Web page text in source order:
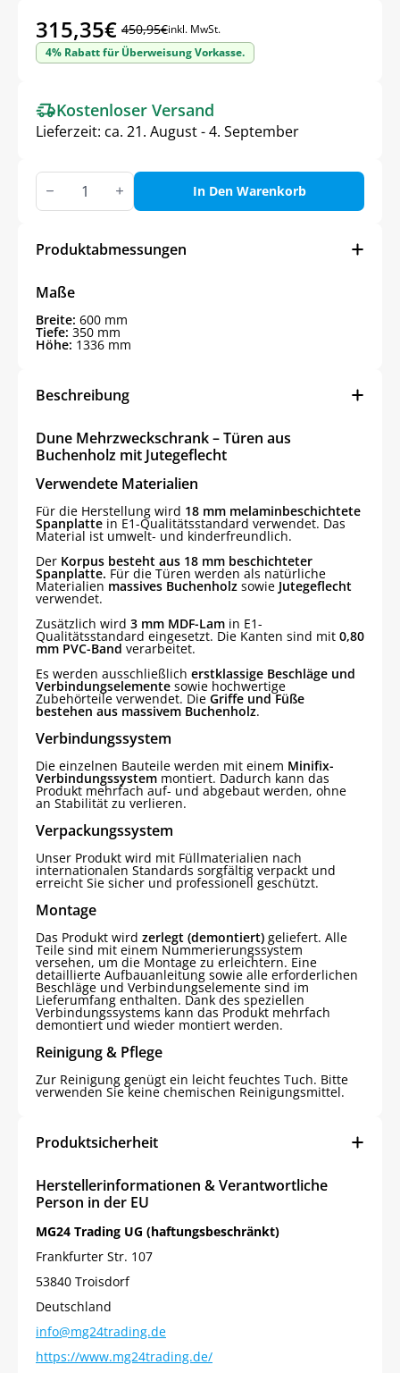
450,95€
Ursprünglicher
Preis
450,95€
315,35€
Aktueller
Preis
315,35€.
inkl. MwSt.
4% Rabatt für Überweisung Vorkasse.
Kostenloser Versand
Lieferzeit: ca. 21. August - 4. September
Dune
Mehrzweckschrank
aus
In Den Warenkorb
Produktabmessungen
Maße
Breite: 600 mm
Tiefe: 350 mm
Höhe: 1336 mm
Beschreibung
Dune Mehrzweckschrank – Türen aus
Buchenholz mit Jutegeflecht
Verwendete Materialien
Für die Herstellung wird 18 mm melaminbeschichtete
Spanplatte in E1-Qualitätsstandard verwendet. Das
Material ist umwelt- und kinderfreundlich.
Der Korpus besteht aus 18 mm beschichteter
Spanplatte. Für die Türen werden als natürliche
Materialien massives Buchenholz sowie Jutegeflecht
verwendet.
Zusätzlich wird 3 mm MDF-Lam in E1-
Qualitätsstandard eingesetzt. Die Kanten sind mit 0,80
mm PVC-Band verarbeitet.
Es werden ausschließlich erstklassige Beschläge und
Verbindungselemente sowie hochwertige
Zubehörteile verwendet. Die Griffe und Füße
bestehen aus massivem Buchenholz.
Verbindungssystem
Die einzelnen Bauteile werden mit einem Minifix-
Verbindungssystem montiert. Dadurch kann das
Produkt mehrfach auf- und abgebaut werden, ohne
an Stabilität zu verlieren.
Verpackungssystem
Unser Produkt wird mit Füllmaterialien nach
internationalen Standards sorgfältig verpackt und
erreicht Sie sicher und professionell geschützt.
Montage
Das Produkt wird zerlegt (demontiert) geliefert. Alle
Teile sind mit einem Nummerierungssystem
versehen, um die Montage zu erleichtern. Eine
detaillierte Aufbauanleitung sowie alle erforderlichen
Beschläge und Verbindungselemente sind im
Lieferumfang enthalten. Dank des speziellen
Verbindungssystems kann das Produkt mehrfach
demontiert und wieder montiert werden.
Reinigung & Pflege
Zur Reinigung genügt ein leicht feuchtes Tuch. Bitte
verwenden Sie keine chemischen Reinigungsmittel.
Produktsicherheit
Herstellerinformationen & Verantwortliche
Person in der EU
MG24 Trading UG (haftungsbeschränkt)
Frankfurter Str. 107
53840 Troisdorf
Deutschland
info@mg24trading.de
https://www.mg24trading.de/